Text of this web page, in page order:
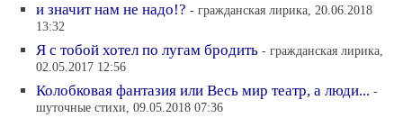
и значит нам не надо!? - гражданская лирика, 20.06.2018
13:32
Я с тобой хотел по лугам бродить - гражданская лирика,
02.05.2017 12:56
Колобковая фантазия или Весь мир театр, а люди... -
шуточные стихи, 09.05.2018 07:36